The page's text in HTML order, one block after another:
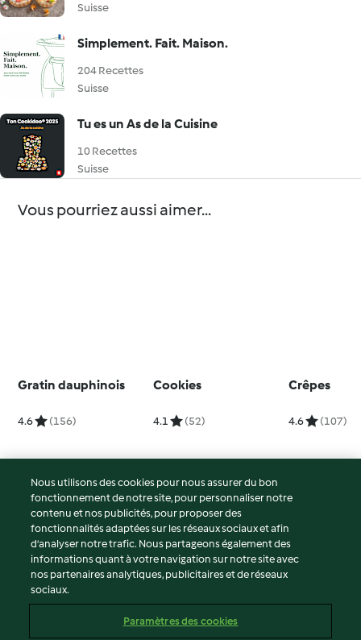
Suisse
Simplement. Fait. Maison.
204 Recettes
Suisse
Tu es un As de la Cuisine
10 Recettes
Suisse
Vous pourriez aussi aimer...
Gratin dauphinois
4.6 (156)
Cookies
4.1 (52)
Crêpes
4.6 (107)
© Copyright 2026
Conditions d'utilisation
Politique de confidentialité
Non-responsabilité
Mentions légales
Contenu du rapport
Nous utilisons des cookies pour nous assurer du bon
fonctionnement de notre site, pour personnaliser notre
contenu et nos publicités, pour proposer des
fonctionnalités adaptées sur les réseaux sociaux et afin
d’analyser notre trafic. Nous partageons également des
informations quant à votre navigation sur notre site avec
nos partenaires analytiques, publicitaires et de réseaux
sociaux.
Paramètres des cookies